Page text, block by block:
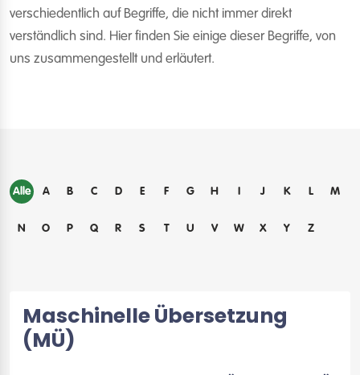
verschiedentlich auf Begriffe, die nicht immer direkt
verständlich sind. Hier finden Sie einige dieser Begriffe, von
uns zusammengestellt und erläutert.
Alle A B C D E F G H I J K L M
N O P Q R S T U V W X Y Z
Maschinelle Übersetzung
(MÜ)